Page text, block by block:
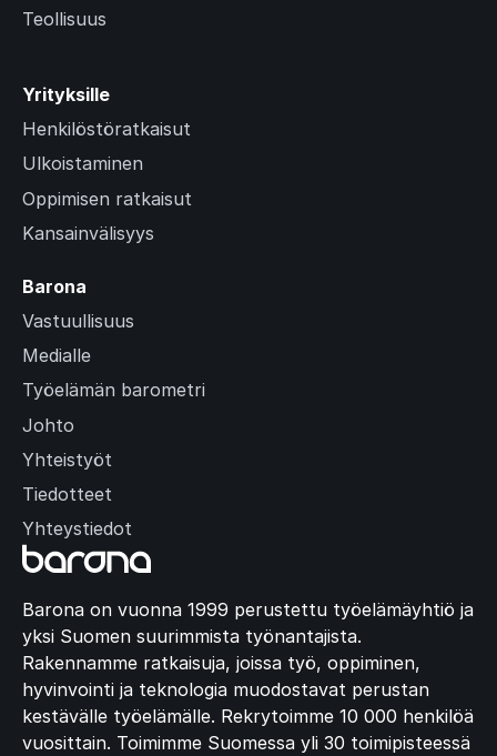
Barona on vuonna 1999 perustettu työelämäyhtiö ja
yksi Suomen suurimmista työnantajista.
Rakennamme ratkaisuja, joissa työ, oppiminen,
hyvinvointi ja teknologia muodostavat perustan
kestävälle työelämälle. Rekrytoimme 10 000 henkilöä
vuosittain. Toimimme Suomessa yli 30 toimipisteessä
Teollisuus
Yrityksille
Henkilöstöratkaisut
Ulkoistaminen
Oppimisen ratkaisut
Kansainvälisyys
Barona
Vastuullisuus
Medialle
Työelämän barometri
Johto
Yhteistyöt
Tiedotteet
Yhteystiedot